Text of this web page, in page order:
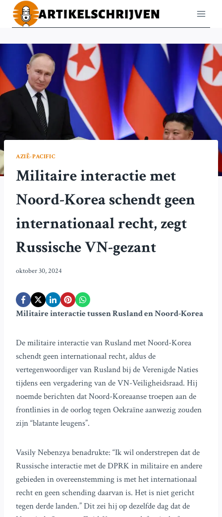
Doorgaan
naar
AZIË-PACIFIC
Militaire interactie met
Noord-Korea schendt geen
internationaal recht, zegt
Russische VN-gezant
oktober 30, 2024
Militaire interactie tussen Rusland en Noord-Korea
De militaire interactie van Rusland met Noord-Korea
schendt geen internationaal recht, aldus de
vertegenwoordiger van Rusland bij de Verenigde Naties
tijdens een vergadering van de VN-Veiligheidsraad. Hij
noemde berichten dat Noord-Koreaanse troepen aan de
frontlinies in de oorlog tegen Oekraïne aanwezig zouden
zijn “blatante leugens”.
Vasily Nebenzya benadrukte: “Ik wil onderstrepen dat de
Russische interactie met de DPRK in militaire en andere
gebieden in overeenstemming is met het internationaal
recht en geen schending daarvan is. Het is niet gericht
tegen derde landen.” Dit zei hij op dezelfde dag dat de